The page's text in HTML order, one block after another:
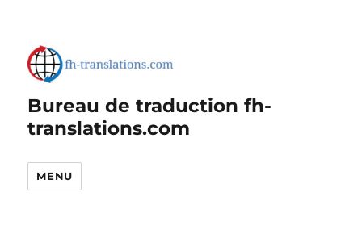
Bureau de traduction fh-
translations.com
MENU